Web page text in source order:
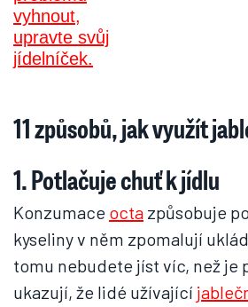
11 způsobů, jak využít
1. Potlačuje chuť k jídlu
Konzumace octa způsobuje
kyseliny v něm zpomalují
tomu nebudete jíst víc, než je
ukazují, že lidé užívající